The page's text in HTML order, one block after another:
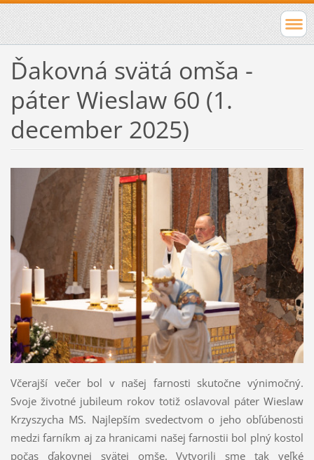
Ďakovná svätá omša -
páter Wieslaw 60 (1.
december 2025)
Včerajší večer bol v našej farnosti skutočne výnimočný.
Svoje životné jubileum rokov totiž oslavoval páter Wieslaw
Krzyszycha MS. Najlepším svedectvom o jeho obľúbenosti
medzi farníkm aj za hranicami našej farnostii bol plný kostol
počas ďakovnej svätej omše. Vytvorili sme tak veľké